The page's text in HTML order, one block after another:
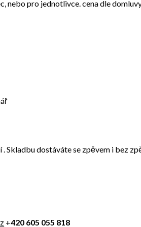
nebo pro jednotlivce. cena dle
Skladbu dostáváte se zpěvem i bez
+420 605 055 818